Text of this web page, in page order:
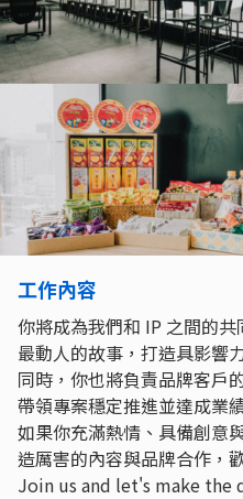
工作內容
你將成為我們和 IP 之間的
最動人的故事，打造具影響
同時，你也將負責品牌客戶
帶領專案穩定推進並達成業
如果你充滿熱情、具備創意
造厲害的內容與品牌合作，
Join us and let's make the